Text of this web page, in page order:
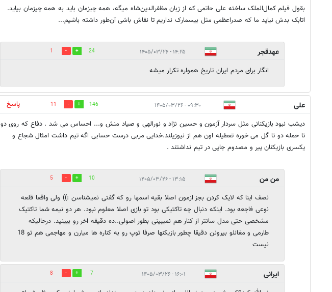
بقول فیلم کمال‌الملک ساخته علی حاتمی که از زبان مظفرالدین‌شاه میگه، همه چیزمان باید به همه چیزمان بیاید.
اتابک بدش نیاید ما که صدراعظمی مثل بیسمارک نداریم تا نقاش باشی آن‌طور داشته باشیم...
عهدقجر ۱۴:۲۵ - ۱۴۰۵/۰۳/۲۶ 24
1
انگار برای مردم ایران تاریخ همواره تکرار میشه
علی ۰۹:۳۰ - ۱۴۰۵/۰۳/۲۶ 146
11
پاسخ
دیشب نبود بازیکنانی مثل سردار آزمون و حسین نژاد و نورالهی و صیاد منش و... احساس می شد . دفاع که روی دو
تا حمله دو تا گل می خوره تعطیله اون هم از نیوزیلند.خدایی مربی درست حسابی اگه تیم داشت امثال شجاع و
یکسری بازیکنان پیر و مصدوم جایی در تیم نداشتند .
من من ۱۳:۱۵ - ۱۴۰۵/۰۳/۲۶ 10
5
نصف اینا که لایک کردن بجز ازمون اصلا بقیه اسمها رو که گفتی نمیشناسن :)) ولی واقعا قلعه
نوعی فاجعه بود. اینکه دنبال چه تاکتیکی بود تو بازی اصلا معلوم نبود. هر دو نیمه شما تاکتیک
مشخصی حتی مدل سانتر از کنار هم نمیبینی بطور اصولی..ده دقیقه اخر رو ببینید. درحالیکه
طارمی و مغانلو بیرونن دقیقا چطور بازیکنها صرفا توپ رو به کناره ها میارن و مهاجمی هم تو 18
نیست
ایرانی ۱۶:۰۱ - ۱۴۰۵/۰۳/۲۶ 7
8